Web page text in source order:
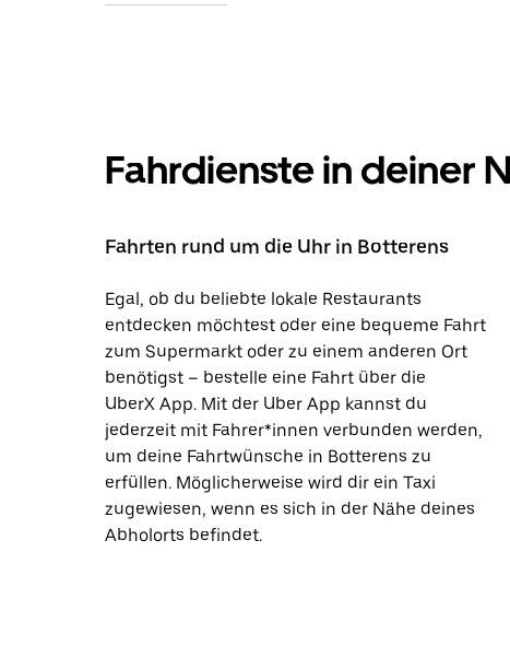
Fahrdienste in deiner
Fahrten rund um die Uhr in Botterens
Egal, ob du beliebte lokale Restaurants
entdecken möchtest oder eine bequeme Fahrt
zum Supermarkt oder zu einem anderen Ort
benötigst – bestelle eine Fahrt über die
UberX App. Mit der Uber App kannst du
jederzeit mit Fahrer*innen verbunden werden,
um deine Fahrtwünsche in Botterens zu
erfüllen. Möglicherweise wird dir ein Taxi
zugewiesen, wenn es sich in der Nähe deines
Abholorts befindet.